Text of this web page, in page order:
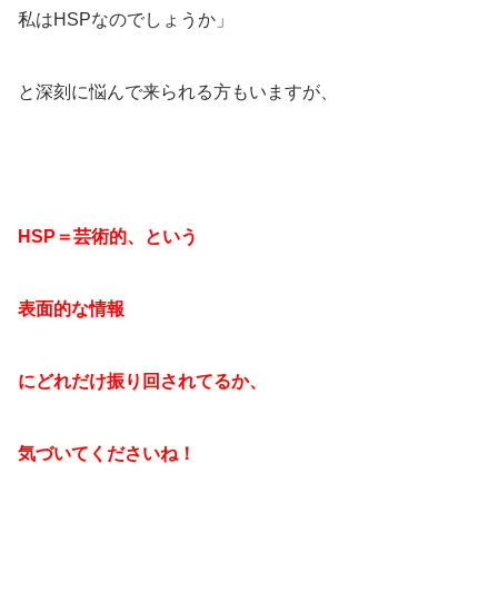
私はHSPなのでしょうか」
と深刻に悩んで来られる方もいますが、
HSP＝芸術的、という
表面的な情報
にどれだけ振り回されてるか、
気づいてくださいね！